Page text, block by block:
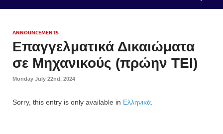
ANNOUNCEMENTS
Επαγγελματικά Δικαιώματα
σε Μηχανικούς (πρώην ΤΕΙ)
Monday July 22nd, 2024
Sorry, this entry is only available in Ελληνικά